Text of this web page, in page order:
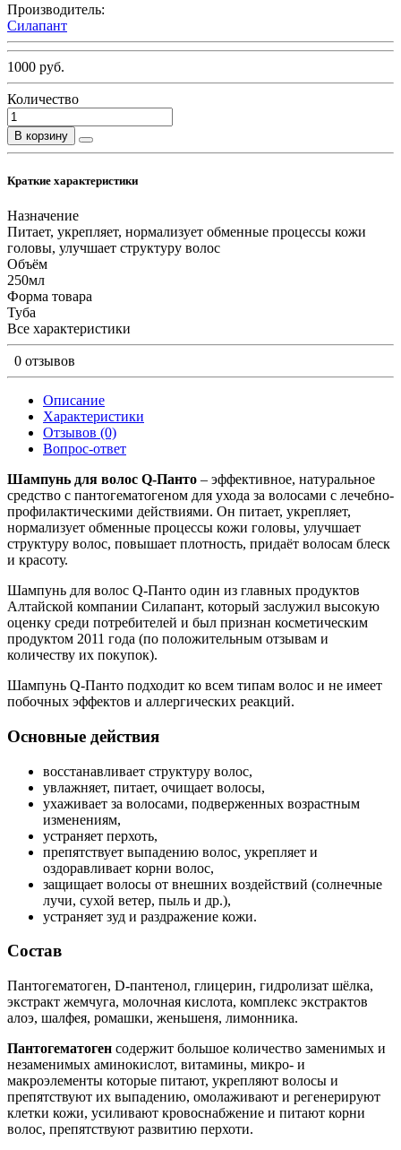
Производитель:
Силапант
1000 руб.
Количество
В корзину
Краткие характеристики
Назначение
Питает, укрепляет, нормализует обменные процессы кожи
головы, улучшает структуру волос
Объём
250мл
Форма товара
Туба
Все характеристики
0 отзывов
Описание
Характеристики
Отзывов (0)
Вопрос-ответ
Шампунь для волос Q-Панто – эффективное, натуральное
средство с пантогематогеном для ухода за волосами с лечебно-
профилактическими действиями. Он питает, укрепляет,
нормализует обменные процессы кожи головы, улучшает
структуру волос, повышает плотность, придаёт волосам блеск
и красоту.
Шампунь для волос Q-Панто один из главных продуктов
Алтайской компании Силапант, который заслужил высокую
оценку среди потребителей и был признан косметическим
продуктом 2011 года (по положительным отзывам и
количеству их покупок).
Шампунь Q-Панто подходит ко всем типам волос и не имеет
побочных эффектов и аллергических реакций.
Основные действия
восстанавливает структуру волос,
увлажняет, питает, очищает волосы,
ухаживает за волосами, подверженных возрастным
изменениям,
устраняет перхоть,
препятствует выпадению волос, укрепляет и
оздоравливает корни волос,
защищает волосы от внешних воздействий (солнечные
лучи, сухой ветер, пыль и др.),
устраняет зуд и раздражение кожи.
Состав
Пантогематоген, D-пантенол, глицерин, гидролизат шёлка,
экстракт жемчуга, молочная кислота, комплекс экстрактов
алоэ, шалфея, ромашки, женьшеня, лимонника.
Пантогематоген содержит большое количество заменимых и
незаменимых аминокислот, витамины, микро- и
макроэлементы которые питают, укрепляют волосы и
препятствуют их выпадению, омолаживают и регенерируют
клетки кожи, усиливают кровоснабжение и питают корни
волос, препятствуют развитию перхоти.